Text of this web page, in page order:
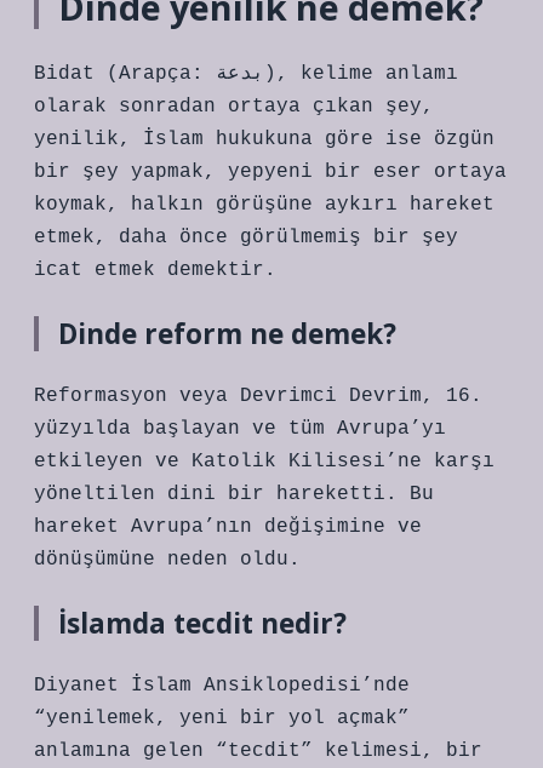
Bidat (Arapça: بدعة), kelime anlamı
olarak sonradan ortaya çıkan şey,
yenilik, İslam hukukuna göre ise özgün
bir şey yapmak, yepyeni bir eser ortaya
koymak, halkın görüşüne aykırı hareket
etmek, daha önce görülmemiş bir şey
icat etmek demektir.
Dinde reform ne demek?
Reformasyon veya Devrimci Devrim, 16.
yüzyılda başlayan ve tüm Avrupa’yı
etkileyen ve Katolik Kilisesi’ne karşı
yöneltilen dini bir hareketti. Bu
hareket Avrupa’nın değişimine ve
dönüşümüne neden oldu.
İslamda tecdit nedir?
Diyanet İslam Ansiklopedisi’nde
“yenilemek, yeni bir yol açmak”
anlamına gelen “tecdit” kelimesi, bir